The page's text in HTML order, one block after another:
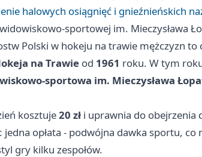
halowych osiągnięć i gnieźnieńskich
sportowej im. Mieczysława
Polski w hokeju na trawie mężczyzn
na Trawie od 1961 roku. W tym
sportowa im. Mieczysława
kosztuje20 zł i uprawnia do obejrzenia
jedna opłata - podwójna dawka sportu,
gry kilku zespołów.